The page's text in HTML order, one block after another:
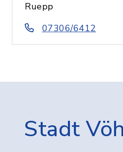
Ruepp
07306/6412
Stadt